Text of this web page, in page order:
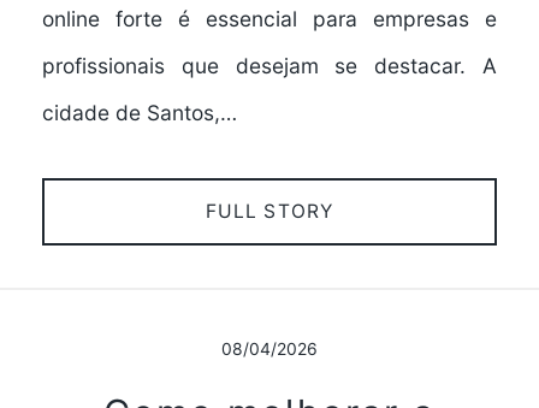
online forte é essencial para empresas e
profissionais que desejam se destacar. A
cidade de Santos,…
FULL STORY
08/04/2026